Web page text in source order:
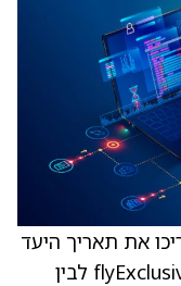
את תאריך היעד
) לבין